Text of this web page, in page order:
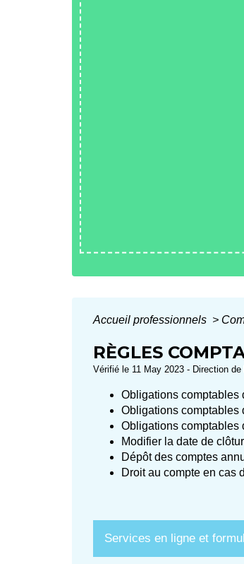
Accueil professionnels >
RÈGLES
Vérifié le 11 May 2023 - Direction
Obligations comptables
Obligations comptables
Obligations comptables
Modifier la date de
Dépôt des comptes
Droit au compte en cas
Services en ligne et